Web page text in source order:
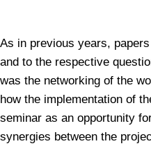
As in previous years,
and to the respective
was the networking of the
how the implementation of
seminar as an opportunity
synergies between the